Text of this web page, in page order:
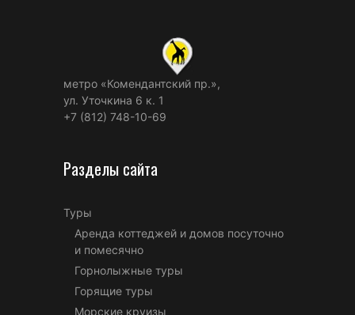
метро «Комендантский пр.»,
ул. Уточкина 6 к. 1
+7 (812) 748-10-69
Разделы сайта
Туры
Аренда коттеджей и домов посуточно
и помесячно
Горнолыжные туры
Горящие туры
Морские круизы